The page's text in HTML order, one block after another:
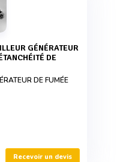
DE
DE FUMÉE
Recevoir un devis